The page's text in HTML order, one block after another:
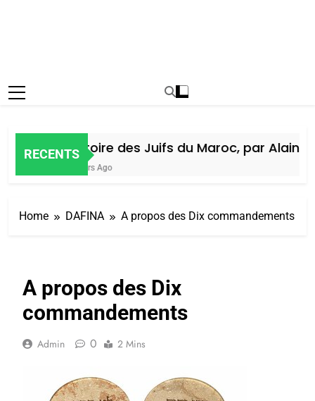
RECENTSHistoire des Juifs du Maroc, par Alain
5 Jours Ago
Home DAFINA A propos des Dix commandements
A propos des Dix
commandements
Admin 0 2 Mins